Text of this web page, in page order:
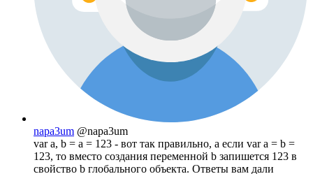
napa3um @napa3um
var a, b = a = 123 - вот так правильно, а если var a = b =
123, то вместо создания переменной b запишется 123 в
свойство b глобального объекта. Ответы вам дали